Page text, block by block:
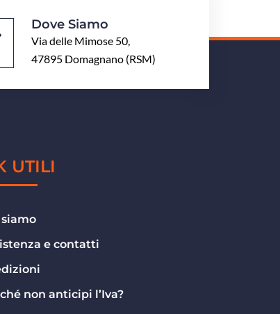
Dove Siamo
Via delle Mimose 50,
47895 Domagnano (RSM)
UTILI
siamo
e contatti
non anticipi l’Iva?